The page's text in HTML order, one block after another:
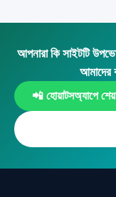
আপনারা কি সাইটটি
আমাদের
📲 হোয়াটসঅ্যাপে